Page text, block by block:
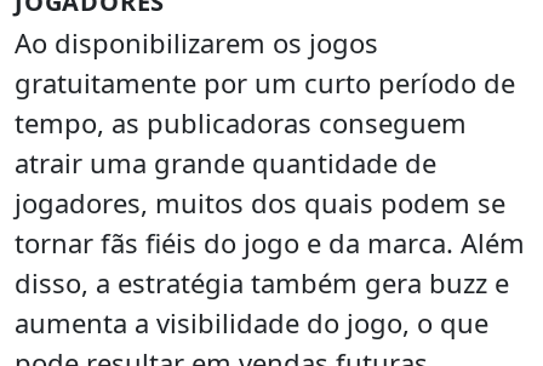
Ao disponibilizarem os jogos
gratuitamente por um curto período de
tempo, as publicadoras conseguem
atrair uma grande quantidade de
jogadores, muitos dos quais podem se
tornar fãs fiéis do jogo e da marca. Além
disso, a estratégia também gera buzz e
aumenta a visibilidade do jogo, o que